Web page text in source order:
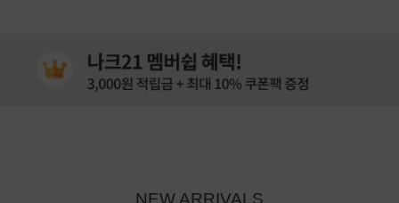
NEW ARRIVALS